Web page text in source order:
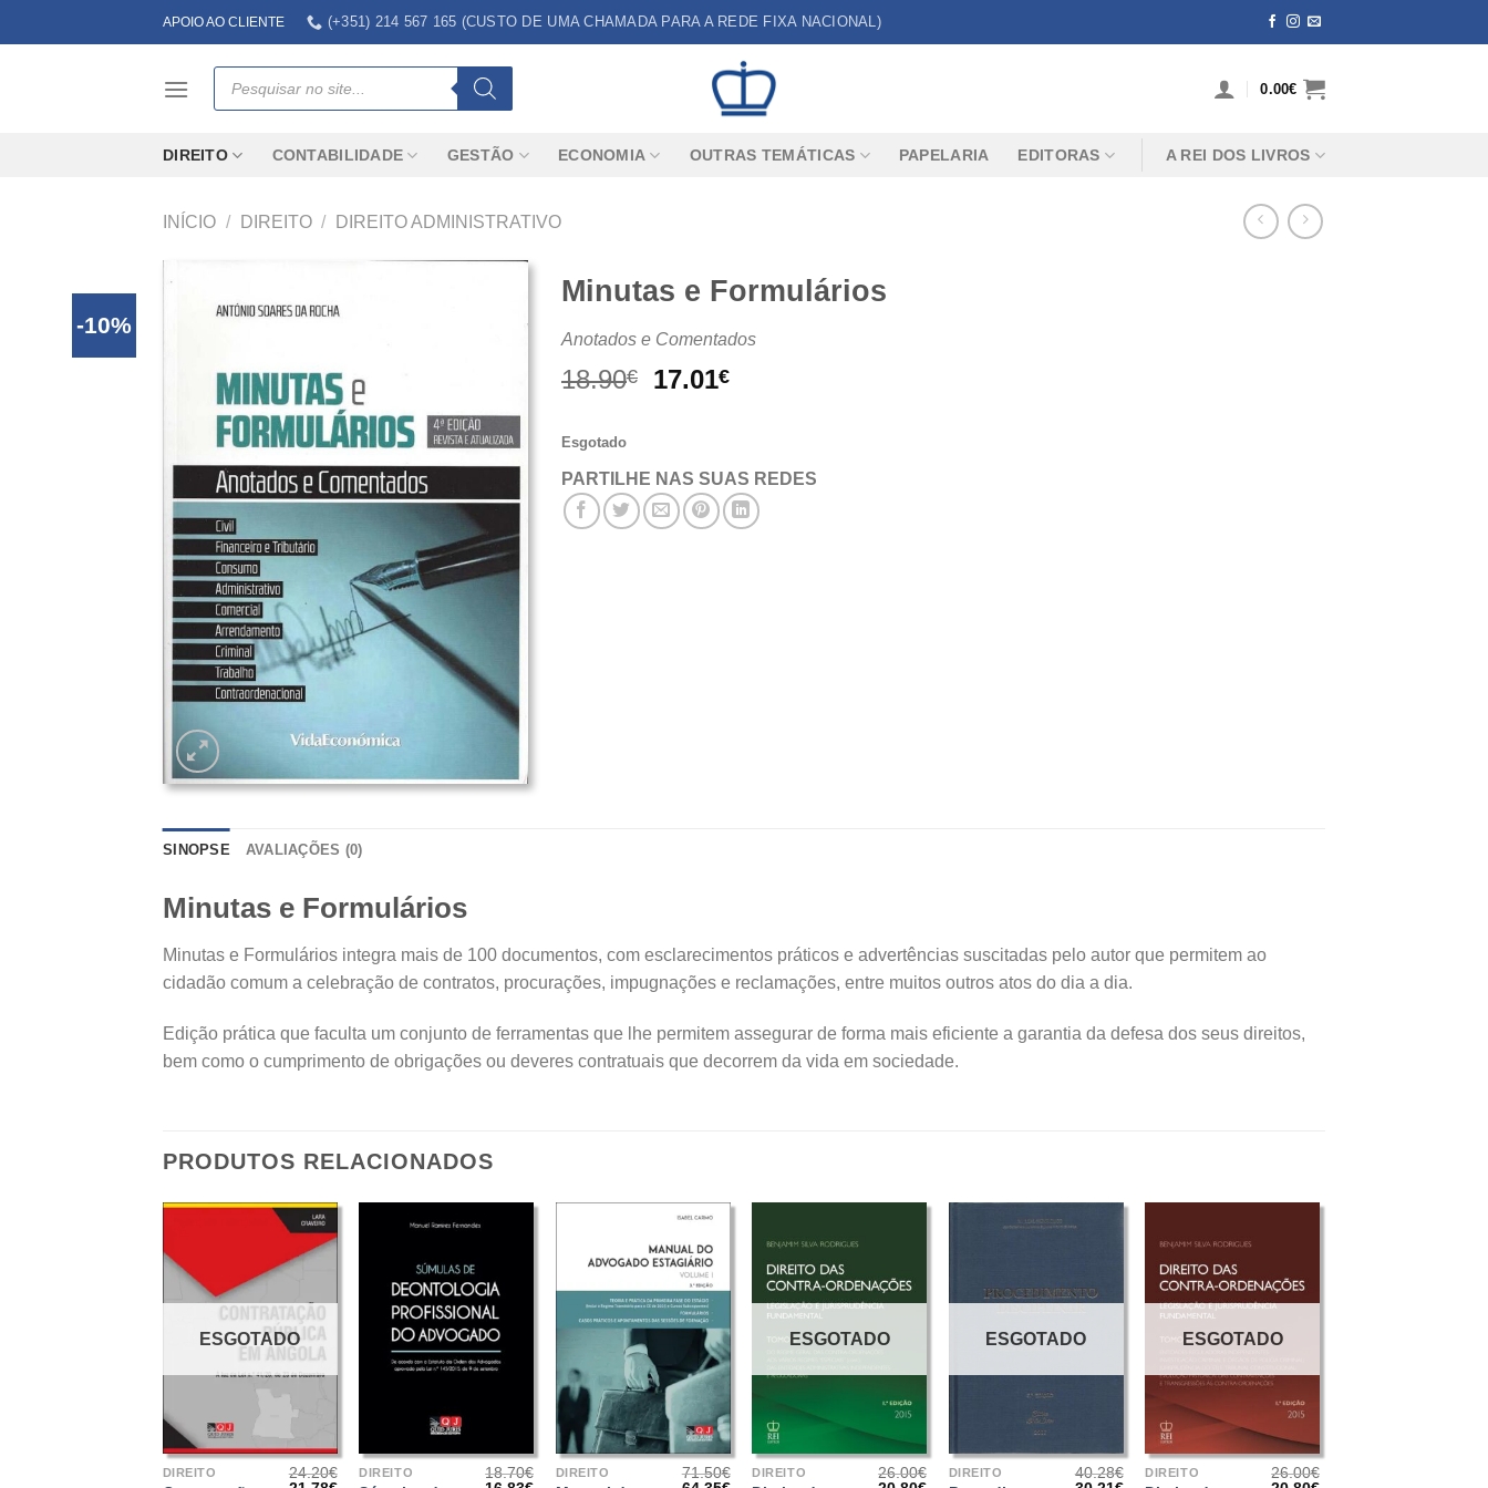
to
APOIO AO CLIENTE (+351) 214 567 165 (CUSTO DE UMA CHAMADA PARA A REDE FIXA NACIONAL)
Products
search
0.00€
DIREITO CONTABILIDADE GESTÃO ECONOMIA OUTRAS TEMÁTICAS PAPELARIA EDITORAS A REI DOS LIVROS
INÍCIO / DIREITO / DIREITO ADMINISTRATIVO
-10%
Minutas e Formulários
Anotados e Comentados
18.90€
O
18.90€.
17.01€O
17.01€.
Esgotado
PARTILHE NAS SUAS REDES
SINOPSE AVALIAÇÕES (0)
Minutas e Formulários
Minutas e Formulários integra mais de 100 documentos, com esclarecimentos práticos e advertências suscitadas pelo autor que permitem ao
cidadão comum a celebração de contratos, procurações, impugnações e reclamações, entre muitos outros atos do dia a dia.
Edição prática que faculta um conjunto de ferramentas que lhe permitem assegurar de forma mais eficiente a garantia da defesa dos seus direitos,
bem como o cumprimento de obrigações ou deveres contratuais que decorrem da vida em sociedade.
PRODUTOS RELACIONADOS
+
ESGOTADO
DIREITO 24.20€
DIREITO 18.70€
+
DIREITO 71.50€
+
ESGOTADO
DIREITO 26.00€
ESGOTADO
DIREITO 40.28€
+
ESGOTADO
DIREITO 26.00€